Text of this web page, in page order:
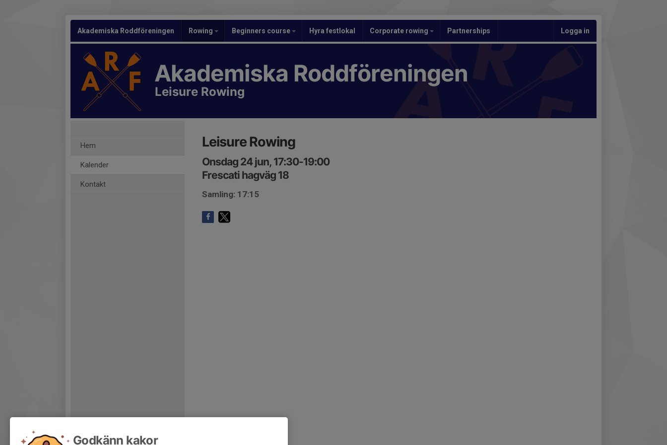
Akademiska Roddföreningen Rowing Beginners course Hyra festlokal Corporate rowing Partnerships Logga in
Akademiska Roddföreningen
Leisure Rowing
Hem
Kalender
Kontakt
Leisure Rowing
Onsdag 24 jun, 17:30-19:00
Frescati hagväg 18
Samling: 17:15
Godkänn kakor